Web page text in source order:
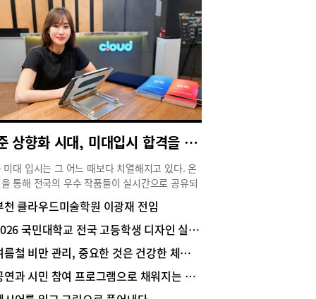
표준 상향화 시대, 미대입시 합격을 만드는 한 끗 차이
미대 입시는 그 어느 때보다 치열해지고 있다. 온
통해 전국의 우수 작품들이 실시간으로 공유되
학생들의 실기 수준은 전반적으로 상향 평준화되
다. 이제는 단순히 그림을 잘 그리는 것만으로는
력을 갖기 어려운 시대다. 이런 가운데 여름방학을
학생들이 주목받고 있다. 부천 클라우드미술학원
진 부원장을 만나 실기대회의 의미와 여름방학 준
략, 그리고 최근 미대 입시의 변화에 대해 들어봤
천 클라우드미술학원 이광재 전임
2026 국민대학교 전국 고등학생 디자인 실기대회 수상자 인터뷰
여름철 비만 관리, 중요한 것은 건강한 체중 감량
공연과 시민 참여 프로그램으로 채워지는 여름